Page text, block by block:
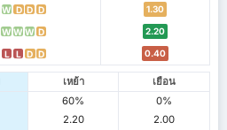
W D D D 1.30
W W W D 2.20
L L D D 0.40
เหย้า
เยือน
60%
0%
2.20
2.00